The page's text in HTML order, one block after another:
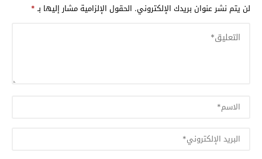
لن يتم نشر عنوان بريدك الإلكتروني. الحقول الإلزامية مشار إليها بـ*